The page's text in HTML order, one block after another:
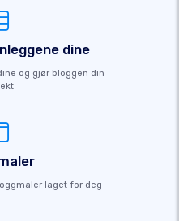
dine
og gjør bloggen din
laget for deg